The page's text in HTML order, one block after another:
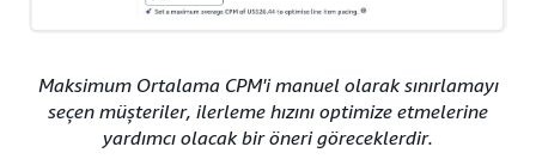
Maksimum Ortalama CPM'i manuel olarak sınırlamayı
seçen müşteriler, ilerleme hızını optimize etmelerine
yardımcı olacak bir öneri göreceklerdir.